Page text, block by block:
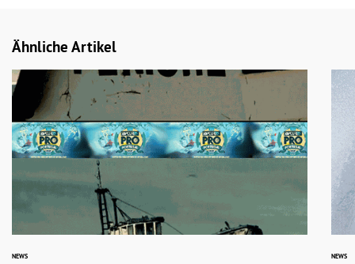
Ähnliche Artikel
NEWS NEWS